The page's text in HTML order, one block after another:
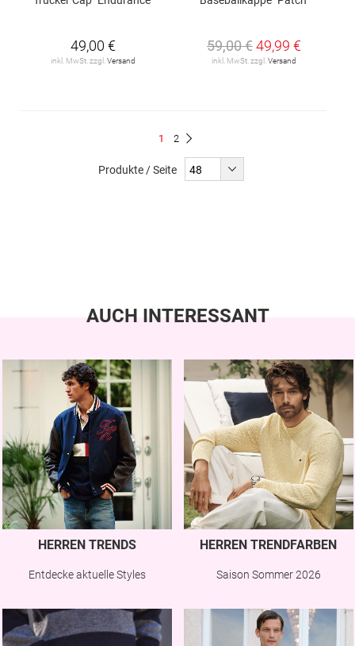
49,00 €
inkl. MwSt. zzgl. Versand
59,00 €49,99 €
inkl. MwSt. zzgl. Versand
Du
gerade
1 Seite
2
Produkte / Seite
AUCH INTERESSANT
HERREN TRENDS
Entdecke aktuelle Styles
HERREN TRENDFARBEN
Saison Sommer 2026